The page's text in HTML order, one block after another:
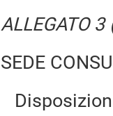
ALLEGATO
SEDE